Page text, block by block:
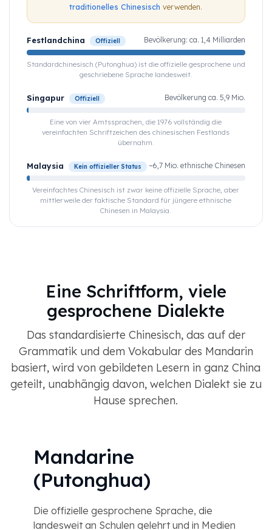
traditionelles Chinesisch verwenden.
Festlandchina Offiziell Bevölkerung: ca. 1,4 Milliarden
Standardchinesisch (Putonghua) ist die offizielle gesprochene und
geschriebene Sprache landesweit.
Singapur Offiziell Bevölkerung ca. 5,9 Mio.
Eine von vier Amtssprachen, die 1976 vollständig die
vereinfachten Schriftzeichen des chinesischen Festlands
übernahm.
Malaysia Kein offizieller Status ~6,7 Mio. ethnische Chinesen
Vereinfachtes Chinesisch ist zwar keine offizielle Sprache, aber
mittlerweile der faktische Standard für jüngere ethnische
Chinesen in Malaysia.
Eine Schriftform, viele
gesprochene Dialekte
Das standardisierte Chinesisch, das auf der
Grammatik und dem Vokabular des Mandarin
basiert, wird von gebildeten Lesern in ganz China
geteilt, unabhängig davon, welchen Dialekt sie zu
Hause sprechen.
Mandarine
(Putonghua)
Die offizielle gesprochene Sprache, die
landesweit an Schulen gelehrt und in Medien